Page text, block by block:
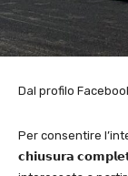
Dal profilo
Per consentire
𝗰𝗵𝗶𝘂𝘀𝘂𝗿𝗮